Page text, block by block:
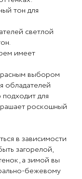
тон для
светлой
имеет
выбором
обладателей
для
роскошный
в зависимости
загорелой,
а зимой вы
бежевому